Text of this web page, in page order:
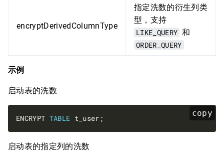
encryptDerivedColumnType
指定洗数的衍生列类
型，支持
LIKE_QUERY 和
ORDER_QUERY
示例
启动表的洗数
copy
ENCRYPT TABLE
启动表的指定列的洗数